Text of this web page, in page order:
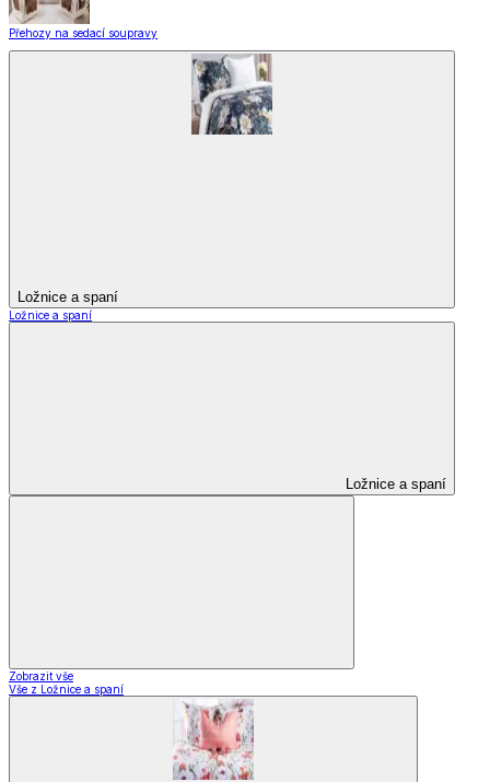
Přehozy na sedací soupravy
Ložnice a spaní
Ložnice a spaní
Ložnice a spaní
Zobrazit vše
Vše z Ložnice a spaní